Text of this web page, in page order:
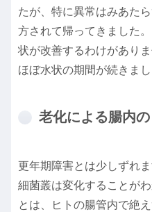
たが、特に異常はみあた
方されて帰ってきました
状が改善するわけがあり
ほぼ水状の期間が続きまし
老化による腸内
更年期障害とは少しずれ
細菌叢は変化することが
とは、ヒトの腸管内で絶